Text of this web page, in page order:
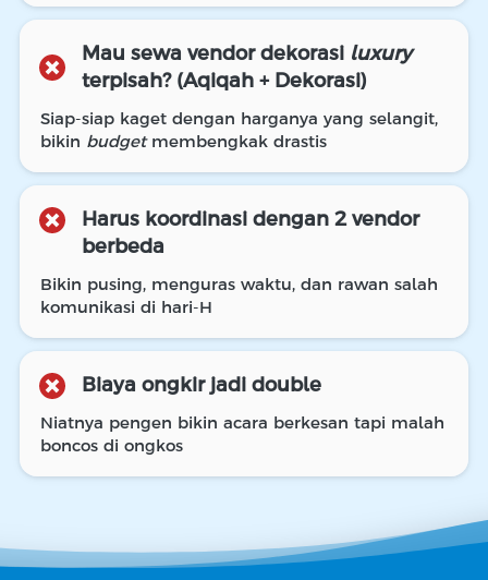
Mau sewa vendor dekorasi
luxury
terpisah? (Aqiqah + Dekorasi)
Siap-siap kaget dengan harganya yang selangit,
bikin budget membengkak drastis
Harus koordinasi dengan 2 vendor
berbeda
Bikin pusing, menguras waktu, dan rawan salah
komunikasi di hari-H
Biaya ongkir jadi double
Niatnya pengen bikin acara berkesan tapi malah
boncos di ongkos